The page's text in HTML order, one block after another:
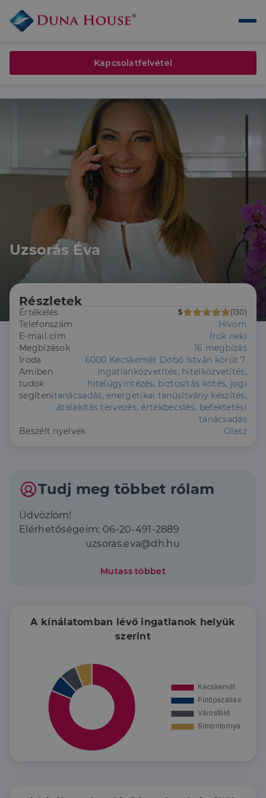
Kapcsolatfelvétel
Uzsorás Éva
Részletek
Értékelés 5 (130)
Telefonszám
Hívom
E-mail cím
Írok neki
Megbízások
16 megbízás
Iroda
6000 Kecskemét Dobó István körút 7.
Amiben
tudok
segíteni
ingatlanközvetítés, hitelközvetítés,
hitelügyintézés, biztosítás kötés, jogi
tanácsadás, energetikai tanúsítvány készítés,
átalakítás tervezés, értékbecslés, befektetési
tanácsadás
Beszélt nyelvek
Olasz
Tudj meg többet rólam
Üdvözlöm!
Elérhetőségeim: 06-20-491-2889
uzsoras.eva@dh.hu
Uzsorás Éva vagyok, ingatlanközvetítő.
a Duna House kecskeméti irodájának lelkes
és elkötelezett csapatát erősítem, a Dobó
sikeres adásvételben vettem részt, és
rengeteg elégedett ügyféllel gazdagodtam.
Munkámat megbízhatóság, precizitás és
naprakész piaci ismeretek jellemzik, hiszen
tudom, hogy az ingatlanvásárlás vagy -eladás
életünk egyik legfontosabb döntése.
Mutass többet
A kínálatomban lévő ingatlanok helyük
szerint